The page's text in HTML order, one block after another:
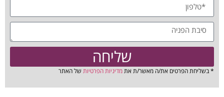
שליחה
* בשליחת הפרטים את/ה מאשר/ת אתמדיניות הפרטיות של האתר